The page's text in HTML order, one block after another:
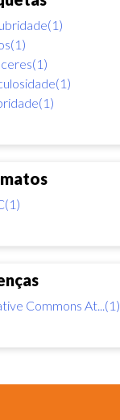
Commons At...(1)